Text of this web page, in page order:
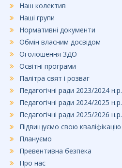
Наш колектив
Наші групи
Нормативні документи
Обмін власним досвідом
Оголошення ЗДО
Освітні програми
Палітра свят і розваг
Педагогічні ради 2023/2024 н.р.
Педагогічні ради 2024/2025 н.р.
Педагогічні ради 2025/2026 н.р.
Підвищуємо свою кваліфікацію
Плануємо
Превентивна безпека
Про нас